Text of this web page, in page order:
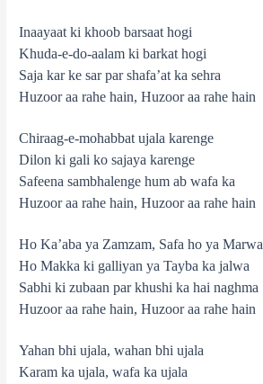
Inaayaat ki khoob barsaat hogi
Khuda-e-do-aalam ki barkat hogi
Saja kar ke sar par shafa’at ka sehra
Huzoor aa rahe hain, Huzoor aa rahe hain
Chiraag-e-mohabbat ujala karenge
Dilon ki gali ko sajaya karenge
Safeena sambhalenge hum ab wafa ka
Huzoor aa rahe hain, Huzoor aa rahe hain
Ho Ka’aba ya Zamzam, Safa ho ya Marwa
Ho Makka ki galliyan ya Tayba ka jalwa
Sabhi ki zubaan par khushi ka hai naghma
Huzoor aa rahe hain, Huzoor aa rahe hain
Yahan bhi ujala, wahan bhi ujala
Karam ka ujala, wafa ka ujala